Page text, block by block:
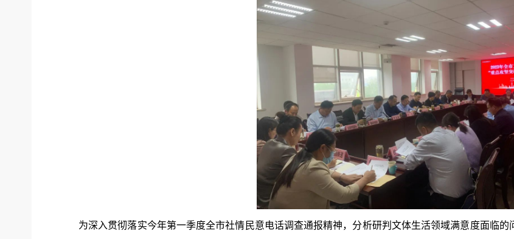
为深入贯彻落实今年第一季度全市社情民意电话调查通报精神，分析研判文体生活领域满意度面临